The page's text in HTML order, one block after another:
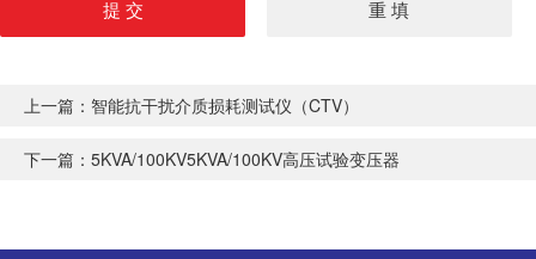
上一篇： 智能抗干扰介质损耗测试仪（CTV）
下一篇： 5KVA/100KV5KVA/100KV高压试验变压器